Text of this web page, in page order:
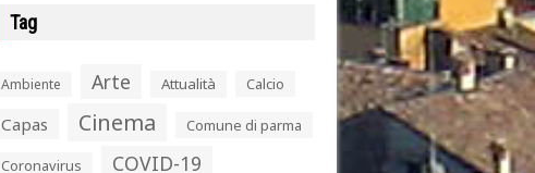
Tag
Ambiente Arte Attualità Calcio
Capas Cinema Comune di parma
Coronavirus COVID-19